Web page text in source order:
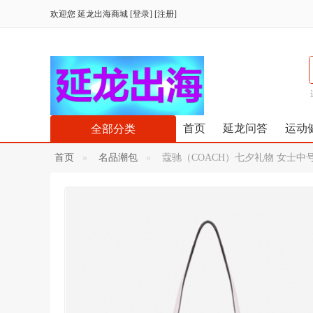
欢迎您 延龙出海商城 [登录] [注册]
首页 延龙问答 运动
全部分类
首页 名品潮包 蔻驰（COACH）七夕礼物 女士中